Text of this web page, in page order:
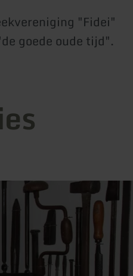
"Fidei"
goede oude tijd".